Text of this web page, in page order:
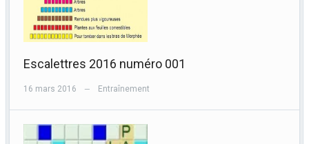
Escalettres 2016 numéro 001
16 mars 2016 — Entraînement